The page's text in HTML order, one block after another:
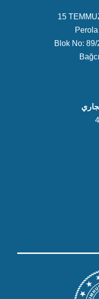
15
Blok No: 89/